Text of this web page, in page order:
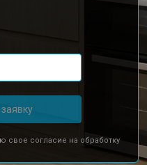
свое согласие на обработку